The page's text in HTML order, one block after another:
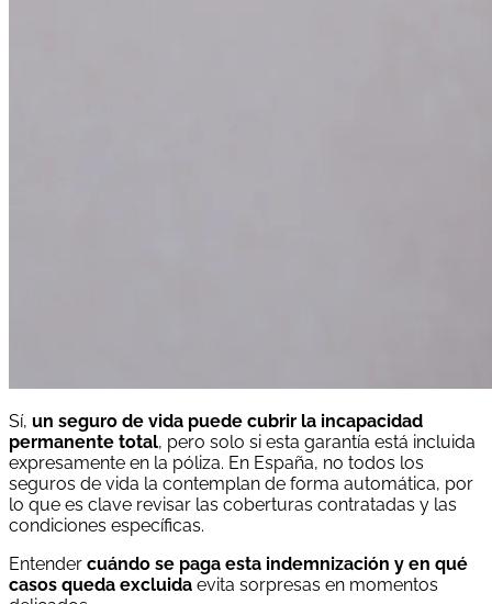
Sí, un seguro de vida puede cubrir la incapacidad
permanente total, pero solo si esta garantía está incluida
expresamente en la póliza. En España, no todos los
seguros de vida la contemplan de forma automática, por
lo que es clave revisar las coberturas contratadas y las
condiciones específicas.
Entender cuándo se paga esta indemnización y en qué
casos queda excluida evita sorpresas en momentos